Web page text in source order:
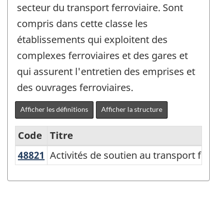
secteur du transport ferroviaire. Sont
compris dans cette classe les
établissements qui exploitent des
complexes ferroviaires et des gares et
qui assurent l'entretien des emprises et
des ouvrages ferroviaires.
Afficher les définitions Afficher la structure
Variante
Code
Titre
48821 Activités de soutien au transport
Activités de soutien au transport